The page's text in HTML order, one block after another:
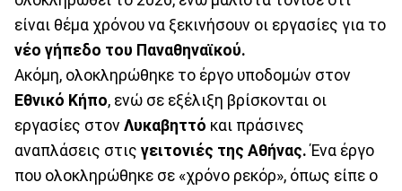
είναι θέμα χρόνου να ξεκινήσουν οι εργασίες για το
νέο γήπεδο του Παναθηναϊκού.
Ακόμη, ολοκληρώθηκε το έργο υποδομών στον
Εθνικό Κήπο, ενώ σε εξέλιξη βρίσκονται οι
εργασίες στον Λυκαβηττό και πράσινες
αναπλάσεις στις γειτονιές της Αθήνας.Ένα έργο
που ολοκληρώθηκε σε «χρόνο ρεκόρ», όπως είπε ο